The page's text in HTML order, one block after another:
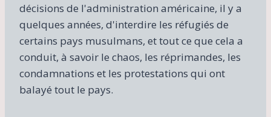
décisions de l'administration américaine, il y a
quelques années, d'interdire les réfugiés de
certains pays musulmans, et tout ce que cela a
conduit, à savoir le chaos, les réprimandes, les
condamnations et les protestations qui ont
balayé tout le pays.